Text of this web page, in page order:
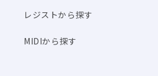
レジストから探す
MIDIから探す